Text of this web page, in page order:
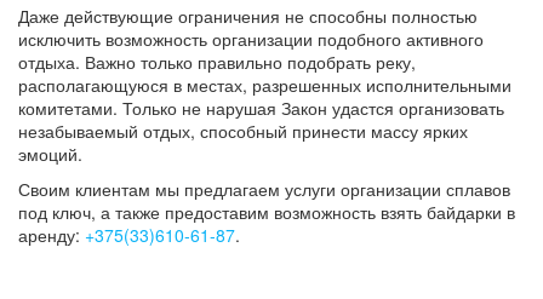
Даже действующие ограничения не способны полностью
исключить возможность организации подобного активного
отдыха. Важно только правильно подобрать реку,
располагающуюся в местах, разрешенных исполнительными
комитетами. Только не нарушая Закон удастся организовать
незабываемый отдых, способный принести массу ярких
эмоций.
Своим клиентам мы предлагаем услуги организации сплавов
под ключ, а также предоставим возможность взять байдарки в
аренду: +375(33)610-61-87.